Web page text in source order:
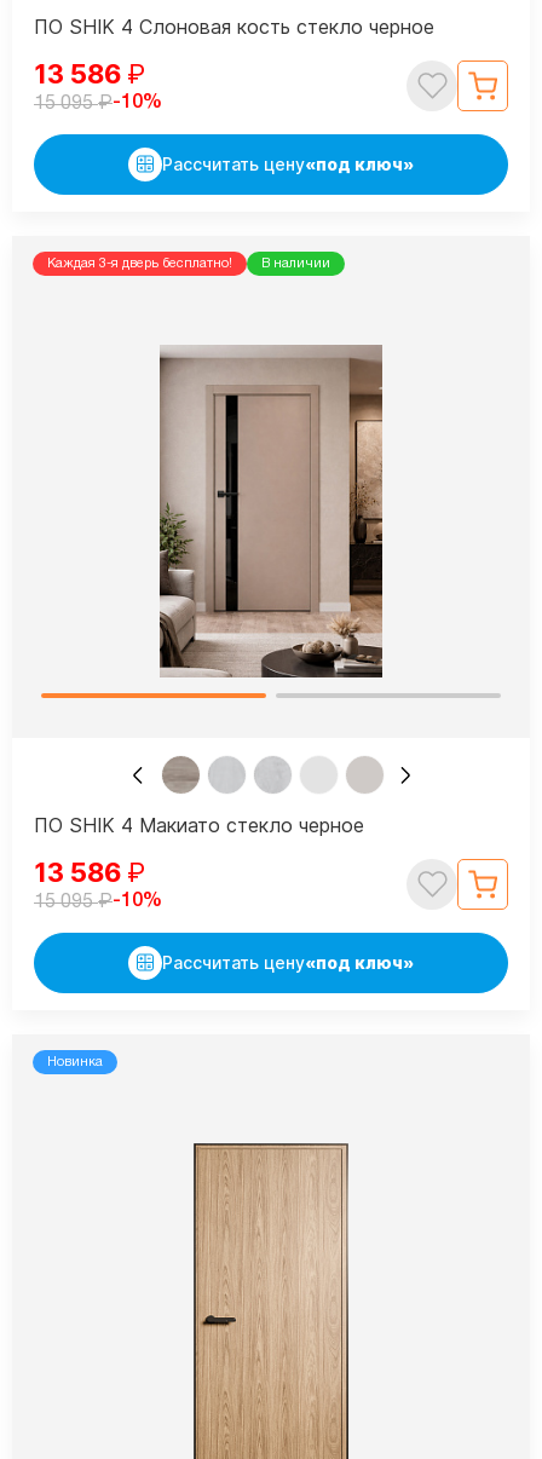
ПО SHIK 4 Слоновая кость стекло черное
13 586 ₽
15 095₽-10%
Рассчитать цену«под ключ»
Каждая 3-я дверь бесплатно! В наличии
ПО SHIK 4 Макиато стекло черное
13 586 ₽
15 095₽-10%
Рассчитать цену«под ключ»
Новинка